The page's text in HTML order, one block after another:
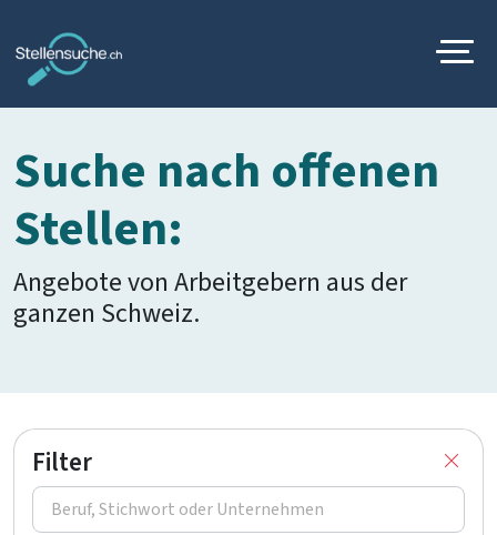
Suche nach offenen
Stellen:
Angebote von Arbeitgebern aus der
ganzen Schweiz.
Filter